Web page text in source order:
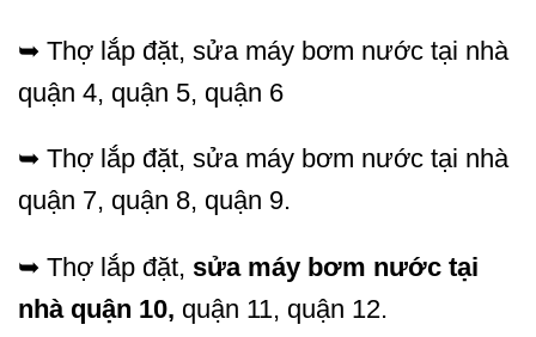
➥ Thợ lắp đặt, sửa máy bơm nước tại nhà
quận 4, quận 5, quận 6
➥ Thợ lắp đặt, sửa máy bơm nước tại nhà
quận 7, quận 8, quận 9.
➥ Thợ lắp đặt, sửa máy bơm nước tại
nhà quận 10, quận 11, quận 12.